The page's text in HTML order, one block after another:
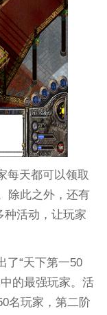
每天都可以领取
除此之外，还有
种活动，让玩家
了“天下第一50
的最强玩家。活
名玩家，第二阶